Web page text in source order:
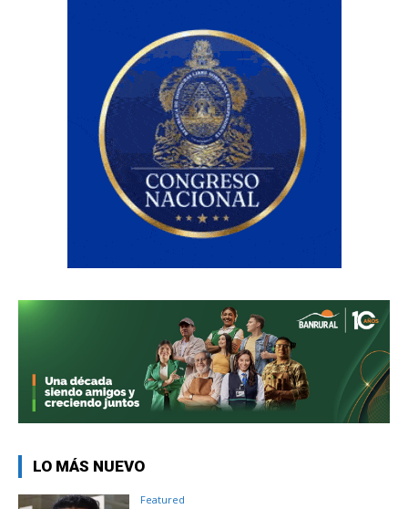
LO MÁS NUEVO
Featured